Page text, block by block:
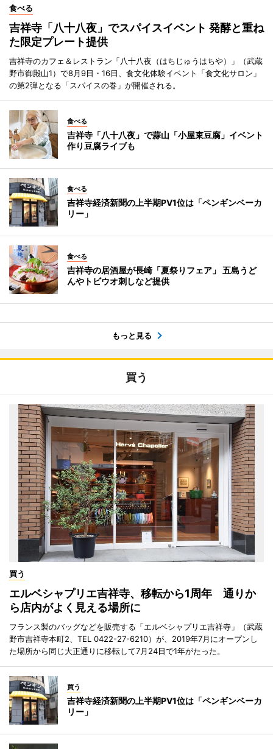
食べる
吉祥寺「八十八夜」でスパイスイベント 発酵と重ね
た限定プレート提供
吉祥寺のカフェ＆レストラン「八十八夜（はちじゅうはちや）」（武蔵
野市御殿山1）で8月9日・16日、食文化体験イベント「食文化サロン」
の第2弾となる「スパイスの巻」が開催される。
食べる
吉祥寺「八十八夜」で蒜山「小屋束豆腐」イベント
作り豆腐ライブも
食べる
吉祥寺経済新聞の上半期PV1位は「ペンギンベーカ
リー」
食べる
吉祥寺の居酒屋が長崎「夏祭りフェア」 五島うど
んやトビウオ刺しなど提供
もっと見る
買う
買う
エルベシャプリエ吉祥寺、移転から1周年 通りか
ら店内がよく見える場所に
フランス製のバッグなどを販売する「エルベシャプリエ吉祥寺」（武蔵
野市吉祥寺本町2、TEL 0422-27-6210）が、2019年7月にオープンし
た場所から同じ大正通りに移転して7月24日で1年がたった。
買う
吉祥寺経済新聞の上半期PV1位は「ペンギンベーカ
リー」